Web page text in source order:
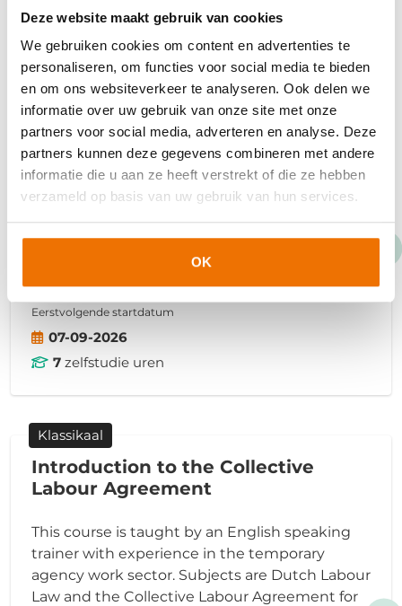
Deze website maakt gebruik van cookies
We gebruiken cookies om content en advertenties te
personaliseren, om functies voor social media te bieden
en om ons websiteverkeer te analyseren. Ook delen we
informatie over uw gebruik van onze site met onze
partners voor social media, adverteren en analyse. Deze
partners kunnen deze gegevens combineren met andere
informatie die u aan ze heeft verstrekt of die ze hebben
verzameld op basis van uw gebruik van hun services.
OK
2.5zelfstudie uren
E-learning
Arbeidsrecht en uitzend-cao
In deze e-learning leer je hoe je arbeidsrecht
en de uitzend-cao op de juiste manier toepast
in de uitzendpraktijk. Zo kun je klanten goed
adviseren en voorkom je ook nog boetes.
€117,50
Eerstvolgende startdatum
07-09-2026
7zelfstudie uren
Klassikaal
Introduction to the Collective
Labour Agreement
This course is taught by an English speaking
trainer with experience in the temporary
agency work sector. Subjects are Dutch Labour
Law and the Collective Labour Agreement for